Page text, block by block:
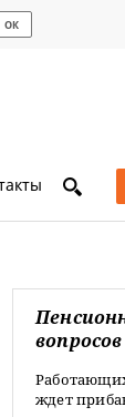
ОК
вопросов
ждет